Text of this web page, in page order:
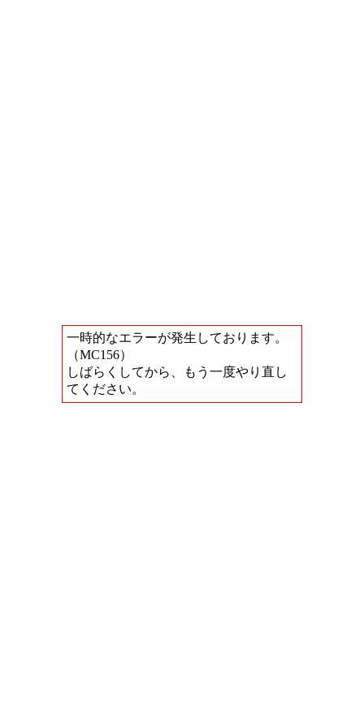
一時的なエラーが発生しております。
（MC156）
しばらくしてから、もう一度やり直し
てください。